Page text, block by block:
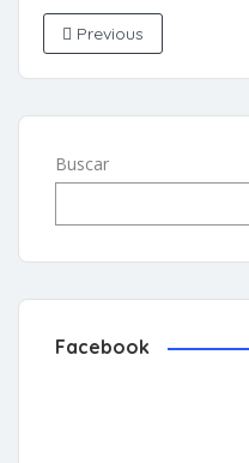
Previous
Buscar
Facebook